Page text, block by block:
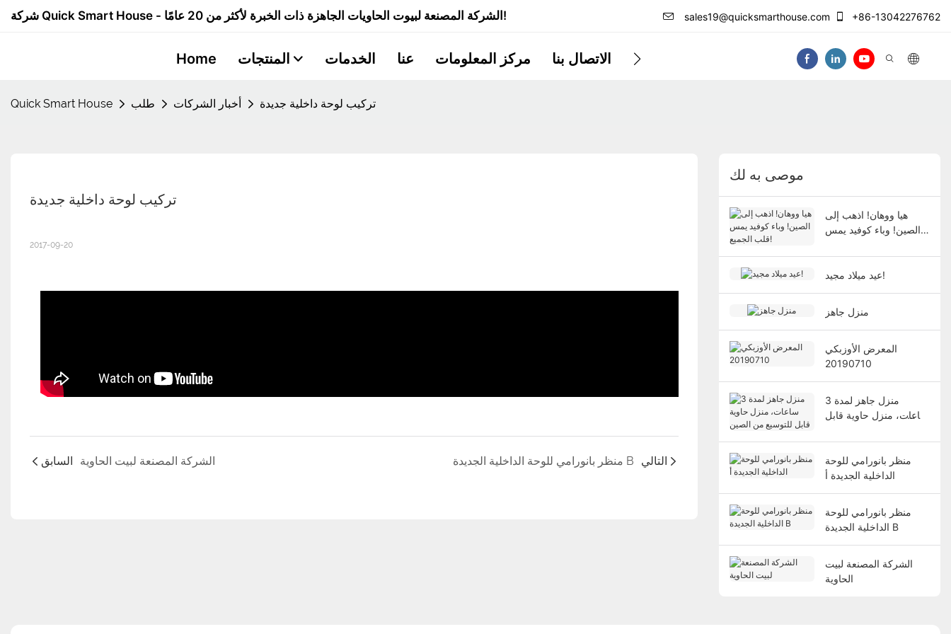
شركة Quick Smart House - الشركة المصنعة لبيوت الحاويات الجاهزة ذات الخبرة لأكثر من 20 عامًا! sales19@quicksmarthouse.com +86-13042276762
Home المنتجات الخدمات عنا مركز المعلومات الاتصال بنا فيديو
Quick Smart House طلب أخبار الشركات تركيب لوحة داخلية جديدة
تركيب لوحة داخلية جديدة
2017-09-20
السابق الشركة المصنعة لبيت الحاوية منظر بانورامي للوحة الداخلية الجديدة B التالي
موصى به لك
هيا ووهان! اذهب إلى
الصين! وباء كوفيد يمس
عيد ميلاد مجيد!
منزل جاهز
المعرض الأوزبكي
20190710
منزل جاهز لمدة 3
ساعات، منزل حاوية قابل
منظر بانورامي للوحة
الداخلية الجديدة أ
منظر بانورامي للوحة
الداخلية الجديدة B
الشركة المصنعة لبيت
الحاوية